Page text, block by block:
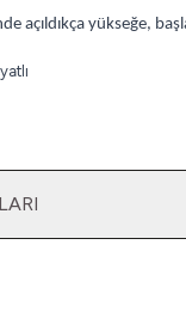
açıldıkça yükseğe, b